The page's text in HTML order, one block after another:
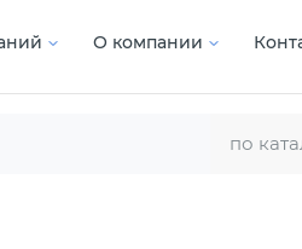
О компании
по